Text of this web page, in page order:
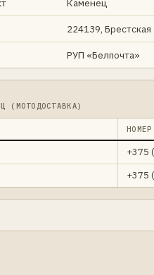
Каменец
224139,
РУП «Белпочта»
(МОТОДОСТАВКА)
НОМЕР
+375
+375